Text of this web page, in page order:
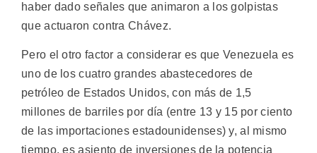
haber dado señales que animaron a los golpistas
que actuaron contra Chávez.
Pero el otro factor a considerar es que Venezuela es
uno de los cuatro grandes abastecedores de
petróleo de Estados Unidos, con más de 1,5
millones de barriles por día (entre 13 y 15 por ciento
de las importaciones estadounidenses) y, al mismo
tiempo, es asiento de inversiones de la potencia